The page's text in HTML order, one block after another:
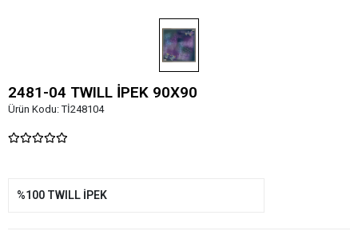
2481-04 TWILL İPEK 90X90
Ürün Kodu:Tİ248104
%100 TWILL İPEK